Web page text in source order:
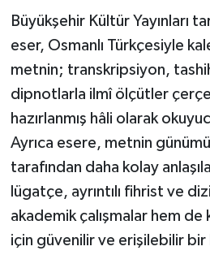
Büyükşehir Kültür Yayınları
eser, Osmanlı Türkçesiyle
metnin; transkripsiyon, tashih
dipnotlarla ilmî ölçütler
hazırlanmış hâli olarak
Ayrıca esere, metnin
tarafından daha kolay
lügatçe, ayrıntılı fihrist ve
akademik çalışmalar hem de
için güvenilir ve erişilebilir bir